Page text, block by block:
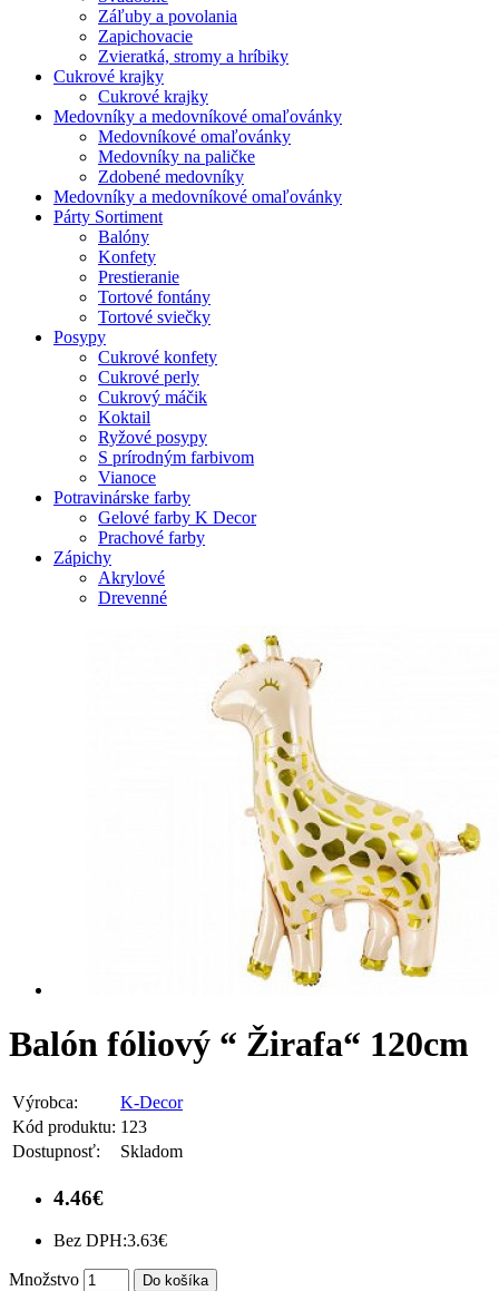
Záľuby a povolania
Zapichovacie
Zvieratká, stromy a hríbiky
Cukrové krajky
Cukrové krajky
Medovníky a medovníkové omaľovánky
Medovníkové omaľovánky
Medovníky na paličke
Zdobené medovníky
Medovníky a medovníkové omaľovánky
Párty Sortiment
Balóny
Konfety
Prestieranie
Tortové fontány
Tortové sviečky
Posypy
Cukrové konfety
Cukrové perly
Cukrový máčik
Koktail
Ryžové posypy
S prírodným farbivom
Vianoce
Potravinárske farby
Gelové farby K Decor
Prachové farby
Zápichy
Akrylové
Drevenné
Balón fóliový “ Žirafa“ 120cm
Výrobca:
K-Decor
Kód produktu: 123
Dostupnosť:
Skladom
4.46€
Bez DPH:3.63€
Množstvo
Do košíka